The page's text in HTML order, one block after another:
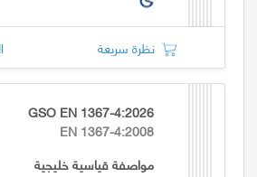
نظرة سريعة
GSO EN 1367-4:2026
EN 1367-4:2008
مواصفة قياسية خليجية